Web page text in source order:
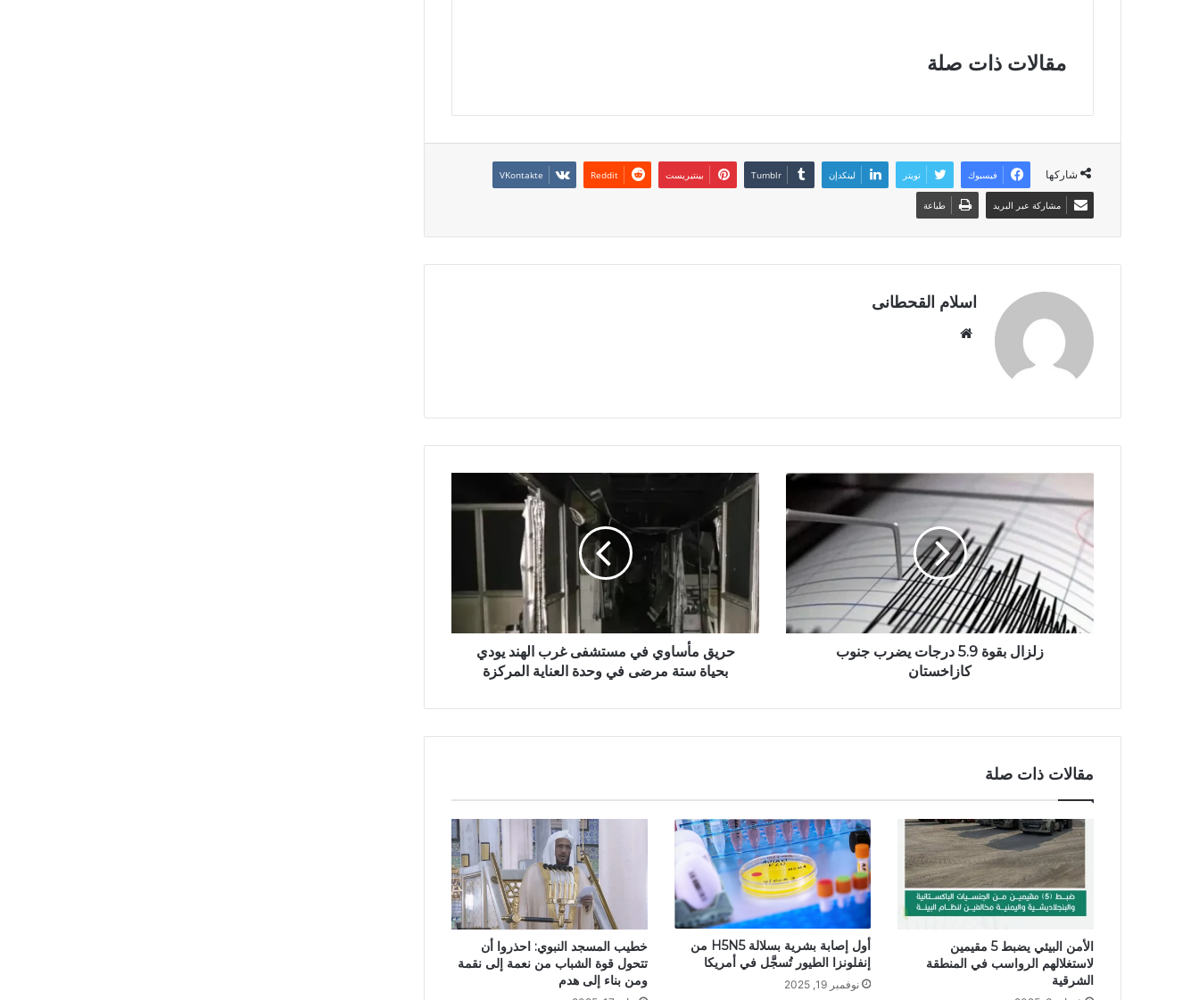
مقالات ذات صلة
شاركها فيسبوك تويتر لينكدإن بينتيريست
مشاركة عبر البريد طباعة
اسلام القحطانى
ا
ب
زلزال بقوة 5.9 درجات يضرب جنوب
كازاخستان
حريق مأساوي في مستشفى غرب الهند يودي
بحياة ستة مرضى في وحدة العناية المركزة
مقالات ذات صلة
الأمن البيئي يضبط 5 مقيمين
لاستغلالهم الرواسب في المنطقة
الشرقية
أول إصابة بشرية بسلالة H5N5 من
إنفلونزا الطيور تُسجَّل في أمريكا
نوفمبر 19, 2025
خطيب المسجد النبوي: احذروا أن
تتحول قوة الشباب من نعمة إلى نقمة
ومن بناء إلى هدم